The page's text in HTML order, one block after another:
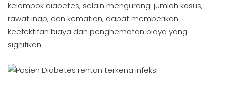
kelompok diabetes, selain mengurangi jumlah kasus,
rawat inap, dan kematian, dapat memberikan
keefektifan biaya dan penghematan biaya yang
signifikan.